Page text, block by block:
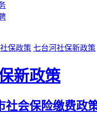
社保政策 七台河社保新政策
新政策
社会保险缴费政